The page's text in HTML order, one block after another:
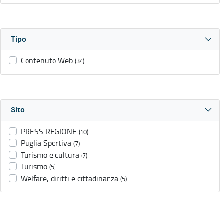
Tipo
Contenuto Web (34)
Sito
PRESS REGIONE (10)
Puglia Sportiva (7)
Turismo e cultura (7)
Turismo (5)
Welfare, diritti e cittadinanza (5)